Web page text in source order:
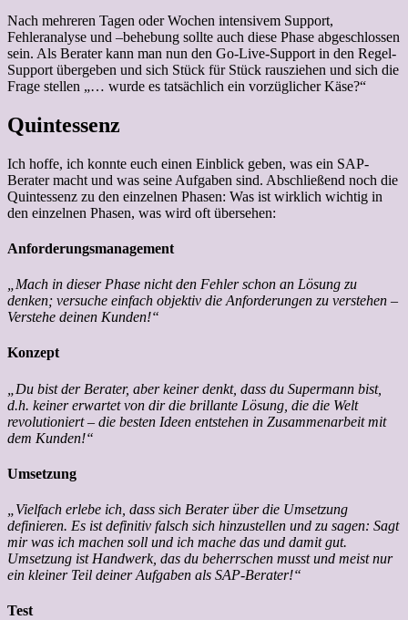
Nach mehreren Tagen oder Wochen intensivem Support,
Fehleranalyse und –behebung sollte auch diese Phase abgeschlossen
sein. Als Berater kann man nun den Go-Live-Support in den Regel-
Support übergeben und sich Stück für Stück rausziehen und sich die
Frage stellen „… wurde es tatsächlich ein vorzüglicher Käse?“
Quintessenz
Ich hoffe, ich konnte euch einen Einblick geben, was ein SAP-
Berater macht und was seine Aufgaben sind. Abschließend noch die
Quintessenz zu den einzelnen Phasen: Was ist wirklich wichtig in
den einzelnen Phasen, was wird oft übersehen:
Anforderungsmanagement
„Mach in dieser Phase nicht den Fehler schon an Lösung zu
denken; versuche einfach objektiv die Anforderungen zu verstehen –
Verstehe deinen Kunden!“
Konzept
„Du bist der Berater, aber keiner denkt, dass du Supermann bist,
d.h. keiner erwartet von dir die brillante Lösung, die die Welt
revolutioniert – die besten Ideen entstehen in Zusammenarbeit mit
dem Kunden!“
Umsetzung
„Vielfach erlebe ich, dass sich Berater über die Umsetzung
definieren. Es ist definitiv falsch sich hinzustellen und zu sagen: Sagt
mir was ich machen soll und ich mache das und damit gut.
Umsetzung ist Handwerk, das du beherrschen musst und meist nur
ein kleiner Teil deiner Aufgaben als SAP-Berater!“
Test